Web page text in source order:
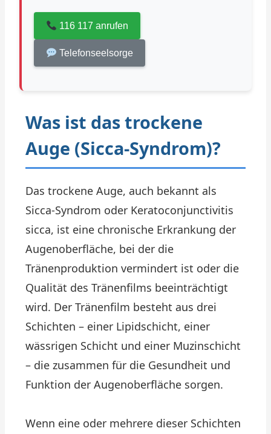
116 117 anrufen
Telefonseelsorge
Was ist das trockene
Auge (Sicca-Syndrom)?
Das trockene Auge, auch bekannt als
Sicca-Syndrom oder Keratoconjunctivitis
sicca, ist eine chronische Erkrankung der
Augenoberfläche, bei der die
Tränenproduktion vermindert ist oder die
Qualität des Tränenfilms beeinträchtigt
wird. Der Tränenfilm besteht aus drei
Schichten – einer Lipidschicht, einer
wässrigen Schicht und einer Muzinschicht
– die zusammen für die Gesundheit und
Funktion der Augenoberfläche sorgen.
Wenn eine oder mehrere dieser Schichten